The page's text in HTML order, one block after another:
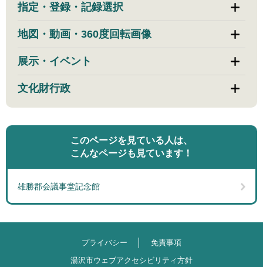
指定・登録・記録選択
地図・動画・360度回転画像
展示・イベント
文化財行政
このページを見ている人は、
こんなページも見ています！
雄勝郡会議事堂記念館
プライバシー
免責事項
湯沢市ウェブアクセシビリティ方針